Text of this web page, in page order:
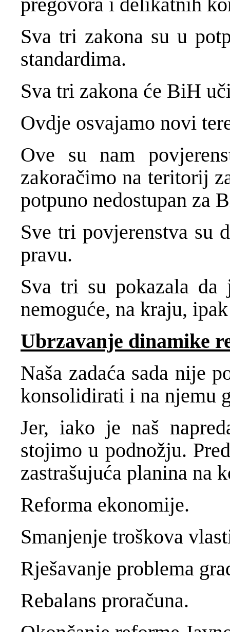
Sva tri zakona su u
standardima.
Sva tri zakona će BiH
Ovdje osvajamo novi
Ove su nam
zakoračimo na teritorij
potpuno nedostupan za
Sve tri povjerenstva su
pravu.
Sva tri su pokazala
nemoguće, na kraju,
Ubrzavanje dinamike
Naša zadaća sada nije
konsolidirati i na njemu
Jer, iako je naš
stojimo u podnožju.
zastrašujuća planina na
Reforma ekonomije.
Smanjenje troškova
Rješavanje problema
Rebalans proračuna.